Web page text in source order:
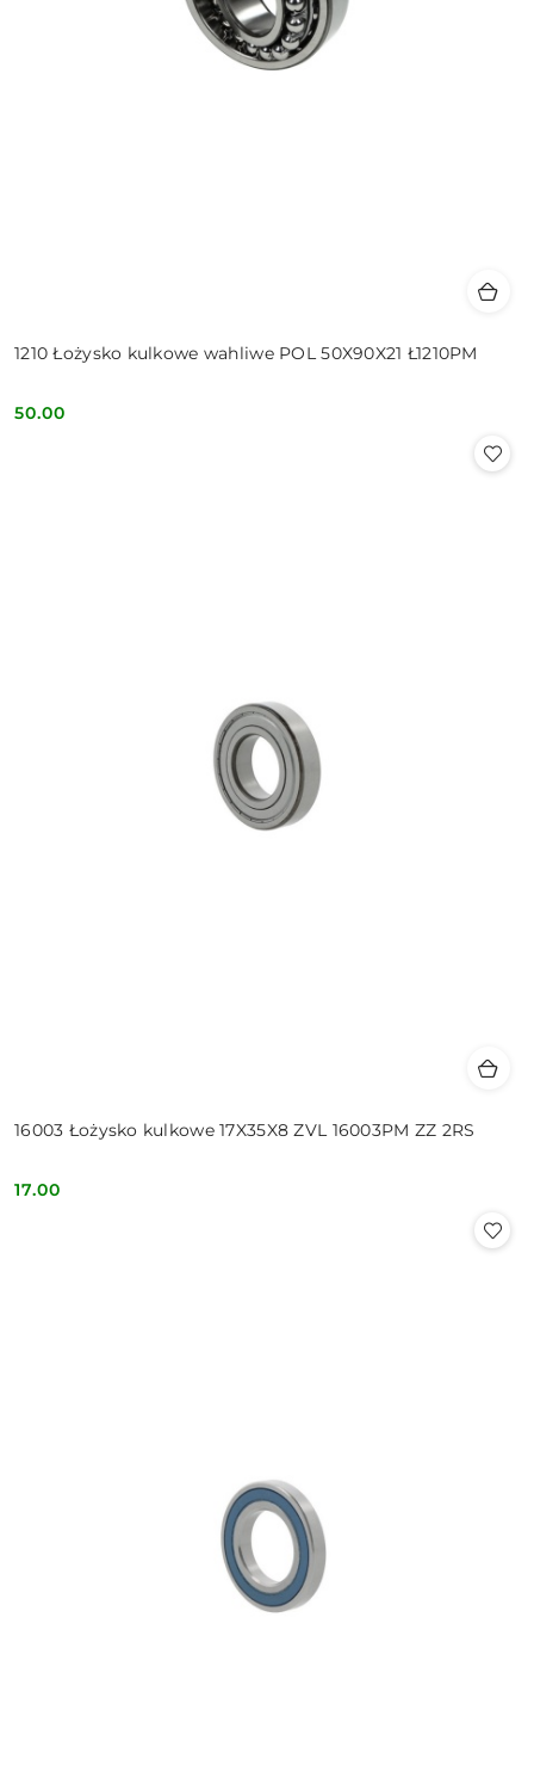
1210 Łożysko kulkowe wahliwe POL 50X90X21 Ł1210PM
Cena:
50.00
16003 Łożysko kulkowe 17X35X8 ZVL 16003PM ZZ 2RS
Cena:
17.00